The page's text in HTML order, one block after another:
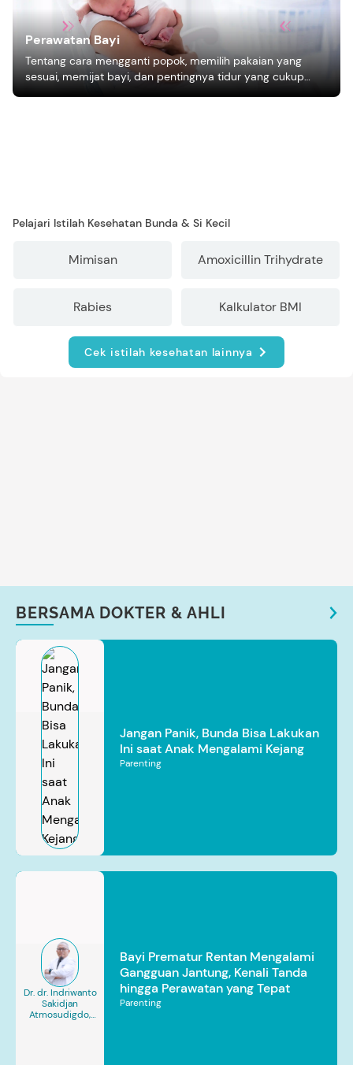
Perawatan Bayi
Tentang cara mengganti popok, memilih pakaian yang
sesuai, memijat bayi, dan pentingnya tidur yang cukup
bagi pertumbuhan bayi.
Pelajari Istilah Kesehatan Bunda & Si Kecil
Mimisan Amoxicillin Trihydrate
Rabies Kalkulator BMI
Cek istilah kesehatan lainnya
BERSAMA DOKTER & AHLI
Jangan Panik, Bunda Bisa Lakukan
Ini saat Anak Mengalami Kejang
Parenting
Dr. dr. Indriwanto
Sakidjan
Atmosudigdo,
Bayi Prematur Rentan Mengalami
Gangguan Jantung, Kenali Tanda
hingga Perawatan yang Tepat
Parenting